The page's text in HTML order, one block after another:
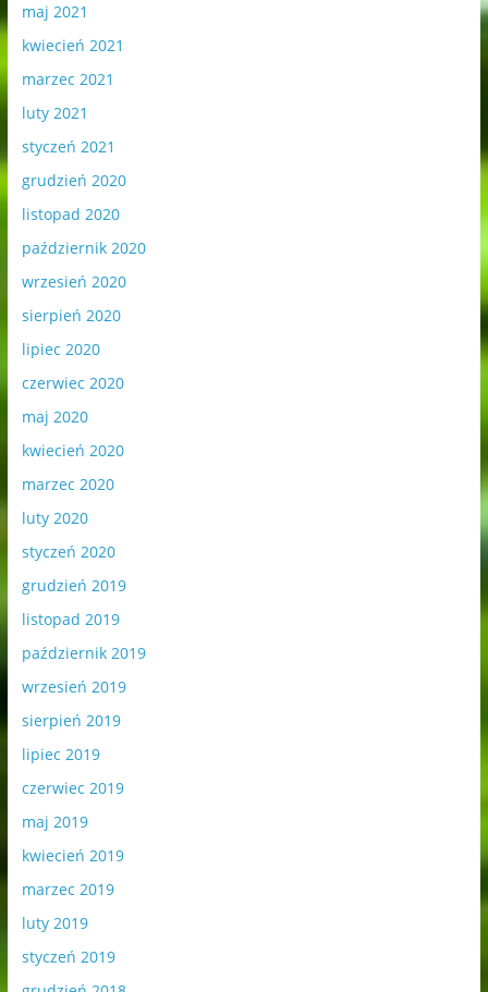
maj 2021
kwiecień 2021
marzec 2021
luty 2021
styczeń 2021
grudzień 2020
listopad 2020
październik 2020
wrzesień 2020
sierpień 2020
lipiec 2020
czerwiec 2020
maj 2020
kwiecień 2020
marzec 2020
luty 2020
styczeń 2020
grudzień 2019
listopad 2019
październik 2019
wrzesień 2019
sierpień 2019
lipiec 2019
czerwiec 2019
maj 2019
kwiecień 2019
marzec 2019
luty 2019
styczeń 2019